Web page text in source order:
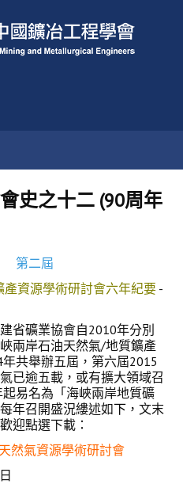
史之十二 (90周年
第二屆
資源學術研討會六年紀要 -
礦業協會自2010年分別
兩岸石油天然氣/地質鑛產
共舉辦五屆，第六屆2015
已逾五載，或有擴大領域召
易名為「海峽兩岸地質礦
年召開盛況縷述如下 ，文末
迎點選下載：
然氣資源學術研討會